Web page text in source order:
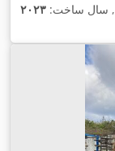
, سال ساخت: ۲۰۲۳